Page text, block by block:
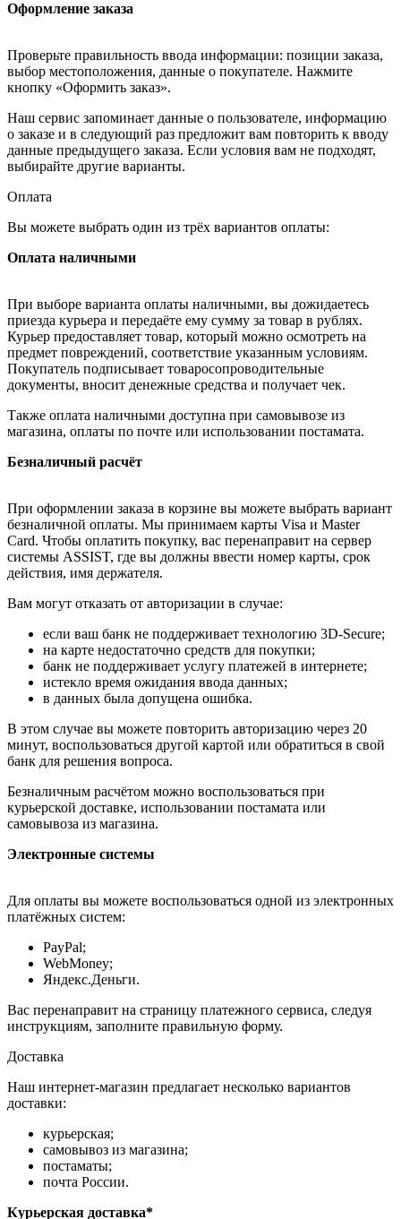
Оформление заказа
Проверьте правильность ввода информации: позиции заказа,
выбор местоположения, данные о покупателе. Нажмите
кнопку «Оформить заказ».
Наш сервис запоминает данные о пользователе, информацию
о заказе и в следующий раз предложит вам повторить к вводу
данные предыдущего заказа. Если условия вам не подходят,
выбирайте другие варианты.
Оплата
Вы можете выбрать один из трёх вариантов оплаты:
Оплата наличными
При выборе варианта оплаты наличными, вы дожидаетесь
приезда курьера и передаёте ему сумму за товар в рублях.
Курьер предоставляет товар, который можно осмотреть на
предмет повреждений, соответствие указанным условиям.
Покупатель подписывает товаросопроводительные
документы, вносит денежные средства и получает чек.
Также оплата наличными доступна при самовывозе из
магазина, оплаты по почте или использовании постамата.
Безналичный расчёт
При оформлении заказа в корзине вы можете выбрать вариант
безналичной оплаты. Мы принимаем карты Visa и Master
Card. Чтобы оплатить покупку, вас перенаправит на сервер
системы ASSIST, где вы должны ввести номер карты, срок
действия, имя держателя.
Вам могут отказать от авторизации в случае:
если ваш банк не поддерживает технологию 3D-Secure;
на карте недостаточно средств для покупки;
банк не поддерживает услугу платежей в интернете;
истекло время ожидания ввода данных;
в данных была допущена ошибка.
В этом случае вы можете повторить авторизацию через 20
минут, воспользоваться другой картой или обратиться в свой
банк для решения вопроса.
Безналичным расчётом можно воспользоваться при
курьерской доставке, использовании постамата или
самовывоза из магазина.
Электронные системы
Для оплаты вы можете воспользоваться одной из электронных
платёжных систем:
PayPal;
WebMoney;
Яндекс.Деньги.
Вас перенаправит на страницу платежного сервиса, следуя
инструкциям, заполните правильную форму.
Доставка
Наш интернет-магазин предлагает несколько вариантов
доставки:
курьерская;
самовывоз из магазина;
постаматы;
почта России.
Курьерская доставка*